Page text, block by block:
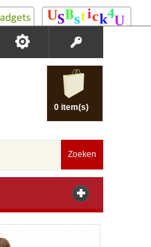
0 item(s)
Zoeken